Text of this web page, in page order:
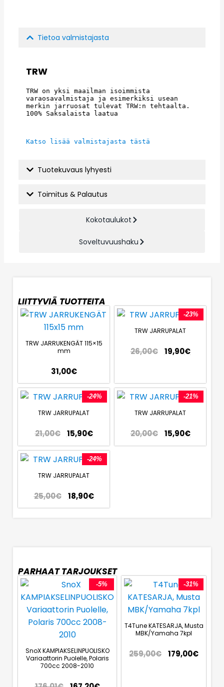
Tietoa valmistajasta
TRW
TRW on yksi maailman isoimmista
varaosavalmistaja ja esimerkiksi usean
merkin jarruosat tulevat TRW:n tehtaalta.
100% Saksalaista laatua
Katso lisää valmistajasta tästä
Tuotekuvaus lyhyesti
Toimitus & Palautus
Kokotaulukot
Soveltuvuushaku
LIITTYVIÄ TUOTTEITA
TRW JARRUKENGÄT 115×15
mm
31,00€
-23%
TRW JARRUPALAT
26,00€ 19,90€
-24%
TRW JARRUPALAT
21,00€ 15,90€
-21%
TRW JARRUPALAT
20,00€ 15,90€
-24%
TRW JARRUPALAT
25,00€ 18,90€
PARHAAT TARJOUKSET
-5%
SnoX KAMPIAKSELINPUOLISKO
Variaattorin Puolelle, Polaris
700cc 2008-2010
-31%
T4Tune KATESARJA, Musta
MBK/Yamaha 7kpl
259,00€ 179,00€